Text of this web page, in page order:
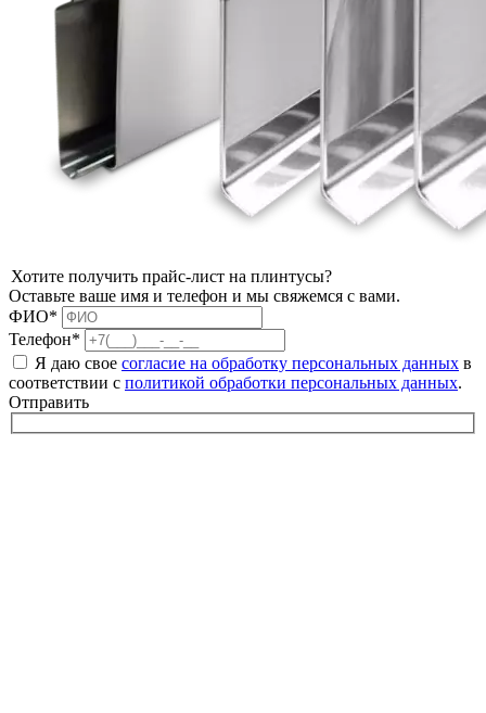
Хотите получить прайс-лист на плинтусы?
Оставьте ваше имя и телефон и мы свяжемся с вами.
ФИО*
Телефон*
Я даю свое согласие на обработку персональных данных в
соответствии с политикой обработки персональных данных.
Отправить